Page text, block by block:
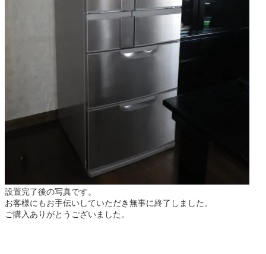
設置完了後の写真です。
お客様にもお手伝いしていただき無事に終了しました。
ご購入ありがとうございました。